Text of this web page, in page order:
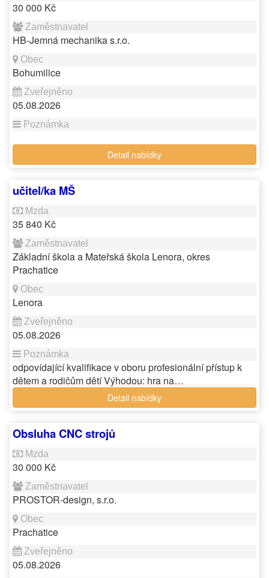
30 000 Kč
HB-Jemná mechanika s.r.o.
Bohumilice
05.08.2026
Detail nabídky
učitel/ka MŠ
35 840 Kč
Základní škola a Mateřská škola Lenora, okres
Prachatice
Lenora
05.08.2026
odpovídající kvalifikace v oboru profesionální přístup k
dětem a rodičům dětí Výhodou: hra na…
Detail nabídky
Obsluha CNC strojů
30 000 Kč
PROSTOR-design, s.r.o.
Prachatice
05.08.2026